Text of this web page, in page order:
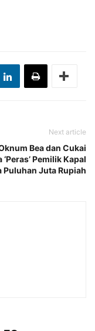
Next article
Bea dan Cukai
Pemilik Kapal
Puluhan Juta Rupiah